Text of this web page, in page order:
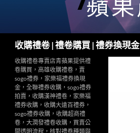
收購禮卷 | 禮卷購買 | 禮券換現金
收購禮卷專賣店青蘋果提供禮
卷購買，高雄收購禮卷，賣
sogo禮券，家樂福禮券換現
金，全聯禮券收購，sogo禮券
拍賣，收購漢神禮卷，家樂福
禮券收購，收購大遠百禮券，
sogo禮券收購，收購超商禮
卷，大潤發禮卷收購，買賣公
開透明流程，核對禮卷種類與